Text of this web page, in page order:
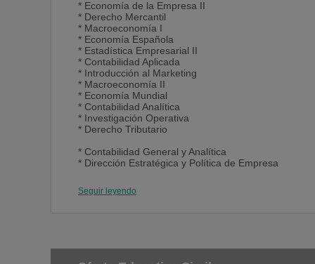
* Economía de la Empresa II
* Derecho Mercantil
* Macroeconomía I
* Economía Española
* Estadística Empresarial II
* Contabilidad Aplicada
* Introducción al Marketing
* Macroeconomía II
* Economía Mundial
* Contabilidad Analítica
* Investigación Operativa
* Derecho Tributario
* Contabilidad General y Analítica
* Dirección Estratégica y Política de Empresa
* Régimen Fiscal I
* Análisis del Entorno Económico
Seguir leyendo